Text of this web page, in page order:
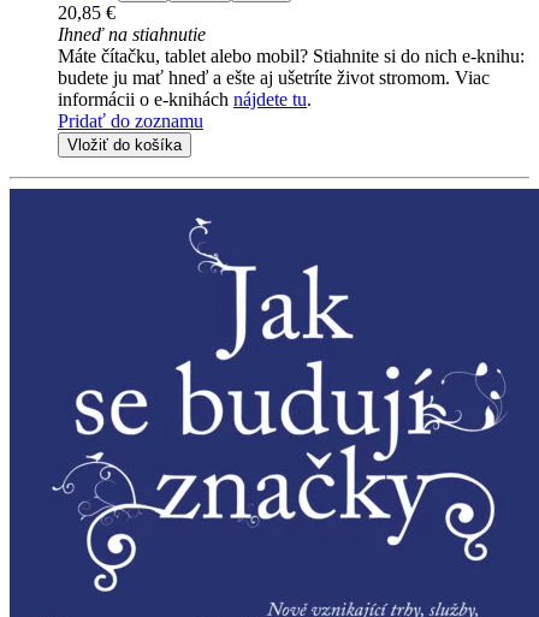
20,85 €
Ihneď na stiahnutie
Máte čítačku, tablet alebo mobil? Stiahnite si do nich e-knihu:
budete ju mať hneď a ešte aj ušetríte život stromom. Viac
informácii o e-knihách nájdete tu.
Pridať do zoznamu
Vložiť do košíka